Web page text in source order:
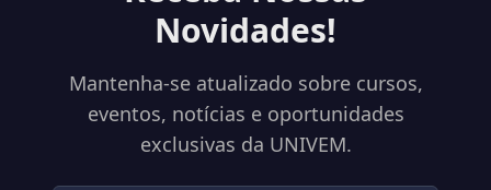
Novidades!
Mantenha-se atualizado sobre cursos,
eventos, notícias e oportunidades
exclusivas da UNIVEM.